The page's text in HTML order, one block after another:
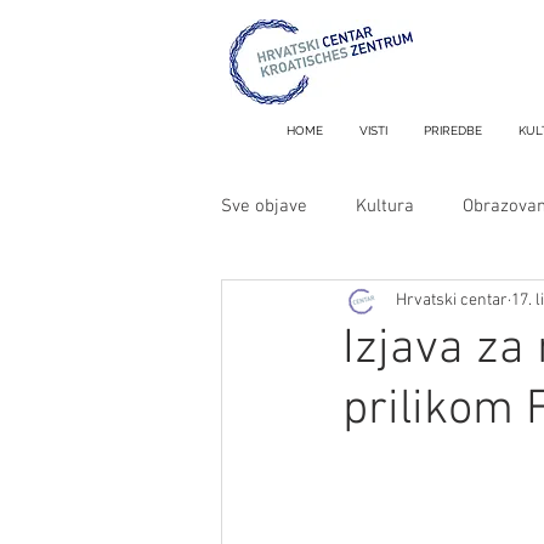
HOME VISTI PRIREDBE
Sve objave Kultura
Metron i MiniMetron
Izjava za
prilikom
Hrvatski centar 17.